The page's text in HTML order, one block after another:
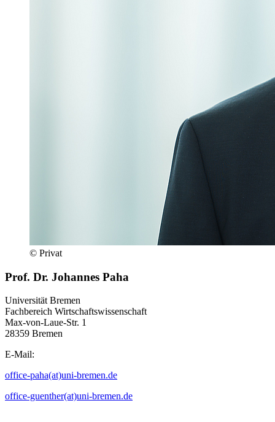
© Privat
Prof. Dr. Johannes Paha
Universität Bremen
Fachbereich Wirtschaftswissenschaft
Max-von-Laue-Str. 1
28359 Bremen
E-Mail:
office-paha(at)uni-bremen.de
office-guenther(at)uni-bremen.de